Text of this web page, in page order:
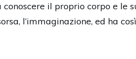
il proprio corpo e le
l’immaginazione, ed ha